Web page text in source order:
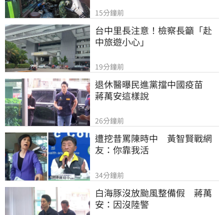
15分鐘前
台中里長注意！檢察長籲「赴
中旅遊小心」
19分鐘前
退休醫曝民進黨擋中國疫苗
蔣萬安這樣說
26分鐘前
遭挖昔罵陳時中　黃智賢戰網
友：你靠我活
34分鐘前
白海豚沒放颱風整備假　蔣萬
安：因沒陸警